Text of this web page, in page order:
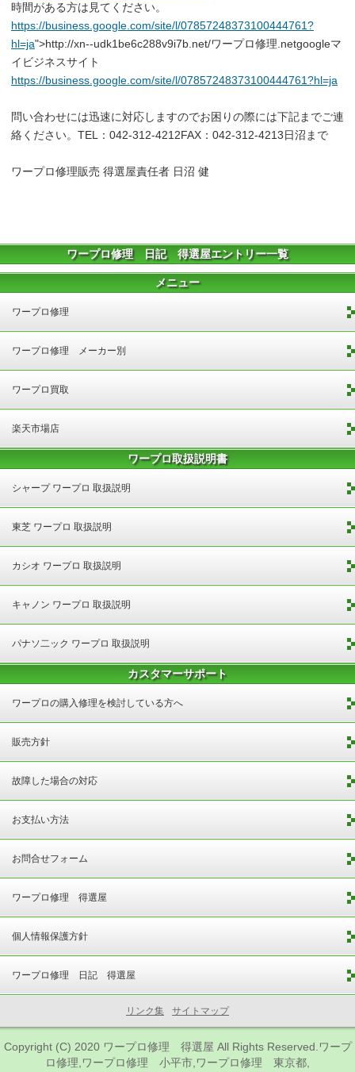
時間がある方は見てください。
https://business.google.com/site/l/07857248373100444761?
hl=ja">http://xn--udk1be6c288v9i7b.net/ワープロ修理.netgoogleマ
イビジネスサイト
https://business.google.com/site/l/07857248373100444761?hl=ja
問い合わせには迅速に対応しますのでお困りの際には下記までご連
絡ください。TEL：042-312-4212FAX：042-312-4213日沼まで
ワープロ修理販売 得選屋責任者 日沼 健
ワープロ修理 日記 得選屋エントリー一覧
メニュー
ワープロ修理
ワープロ修理 メーカー別
ワープロ買取
楽天市場店
ワープロ取扱説明書
シャープ ワープロ 取扱説明
東芝 ワープロ 取扱説明
カシオ ワープロ 取扱説明
キャノン ワープロ 取扱説明
パナソ二ック ワープロ 取扱説明
カスタマーサポート
ワープロの購入修理を検討している方へ
販売方針
故障した場合の対応
お支払い方法
お問合せフォーム
ワープロ修理 得選屋
個人情報保護方針
ワープロ修理 日記 得選屋
リンク集 サイトマップ
Copyright (C) 2020 ワープロ修理 得選屋 All Rights Reserved.ワープ
ロ修理,ワープロ修理 小平市,ワープロ修理 東京都,